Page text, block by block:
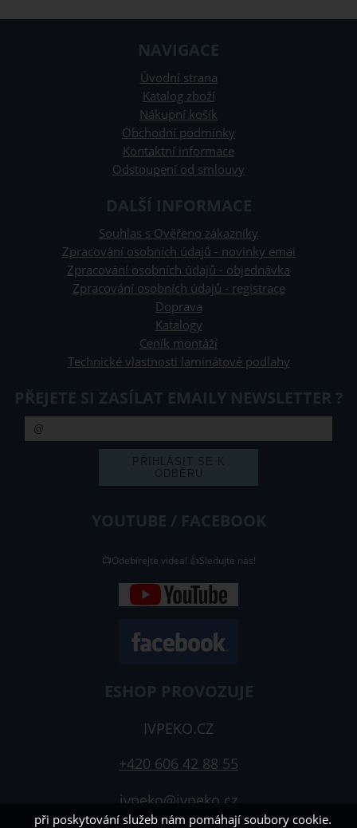
NAVIGACE
Úvodní strana
Katalog zboží
Nákupní košík
Obchodní podmínky
Kontaktní informace
Odstoupení od smlouvy
DALŠÍ INFORMACE
Souhlas s Ověřeno zákazníky
Zpracování osobních údajů - novinky emai
Zpracování osobních údajů - objednávka
Zpracování osobních údajů - registrace
Doprava
Katalogy
Ceník montáží
Technické vlastnosti laminátové podlahy
PŘEJETE SI ZASÍLAT EMAILY NEWSLETTER ?
YOUTUBE / FACEBOOK
📺Odebírejte videa! 👍Sledujte nás!
ESHOP PROVOZUJE
IVPEKO.CZ
+420 606 42 88 55
ivpeko@ivpeko.cz
při poskytování služeb nám pomáhají soubory cookie.